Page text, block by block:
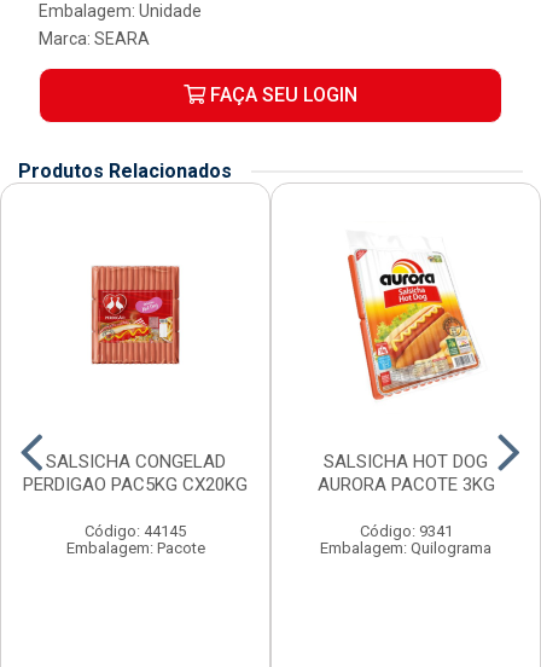
Embalagem: Unidade
Marca: SEARA
FAÇA SEU LOGIN
Produtos Relacionados
SALSICHA CONGELAD
PERDIGAO PAC5KG CX20KG
Código: 44145
Embalagem: Pacote
SALSICHA HOT DOG
AURORA PACOTE 3KG
Código: 9341
Embalagem: Quilograma